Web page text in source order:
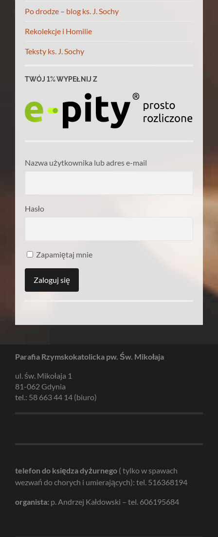
Po drodze – blog ks. J. Sochy
Rekolekcje i Homilie
Teksty ks. J. Sochy
TWÓJ 1% WYPEŁNIJ Z
Nazwa użytkownika lub adres e-mail
Hasło
Zapamiętaj mnie
Parafia Rzymskokatolicka pw. Św. Mikołaja
ul. św. Mikołaja 1
81-062 Gdynia
tel.: 58 663 44 14 (biuro)
telefon do księdza dyżurnego ( tylko w spawach
wezwań do chorych i umierających): tel. 516368194
organista: p. Andrzej Kałdowski – tel. 606195684